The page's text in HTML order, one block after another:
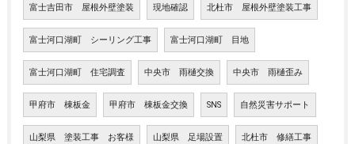
富士吉田市 屋根外壁塗装 現地確認 北杜市 屋根外壁塗装工事
富士河口湖町 シーリング工事 富士河口湖町 目地
富士河口湖町 住宅調査 中央市 雨樋交換 中央市 雨樋歪み
甲府市 棟板金 甲府市 棟板金交換 SNS 自然災害サポート
山梨県 塗装工事 お客様 山梨県 足場設置 北杜市 修繕工事